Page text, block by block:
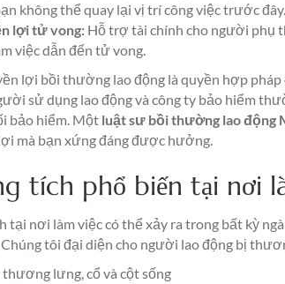
không thể quay lại vị trí công việc trước đây.
lợi tử vong: Hỗ trợ tài chính cho người phụ
việc dẫn đến tử vong.
lợi bồi thường lao động là quyền hợp
sử dụng lao động và công ty bảo hiểm
bảo hiểm. Một luật sư bồi thường lao động
mà bạn xứng đáng được hưởng.
tích phổ biến tại nơi
tại nơi làm việc có thể xảy ra trong bất kỳ
tôi đại diện cho người lao động bị
lưng, cổ và cột sống